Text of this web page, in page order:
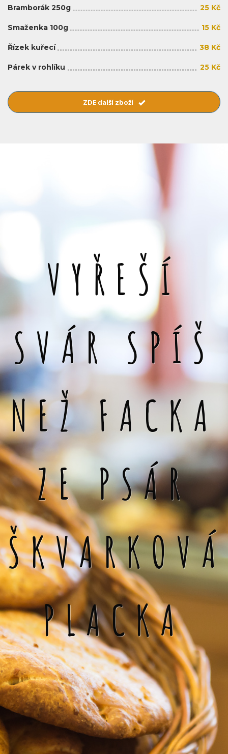
Bramborák 250g 25 Kč
Smaženka 100g 15 Kč
Řízek kuřecí 38 Kč
Párek v rohlíku 25 Kč
ZDE další zboží
VYŘEŠÍ
SVÁR SPÍŠ
NEŽ FACKA
ZE PSÁR
ŠKVARKOVÁ
PLACKA